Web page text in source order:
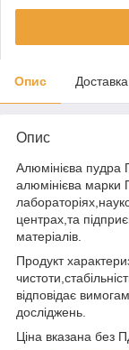
Опис Доставка
Опис
Алюмінієва пудра
алюмінієва марки
центрах,та
матеріалів.
Продукт
відповідає
досліджень.
Ціна вказана без